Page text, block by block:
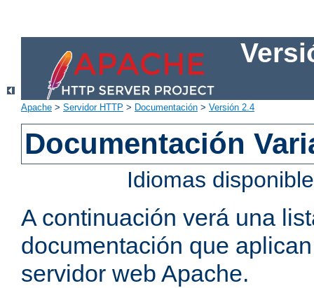
Apache > Servidor HTTP > Documentación > Versión 2.4
Documentación
Idiomas
A continuación verá una
documentación que
servidor web Apache.